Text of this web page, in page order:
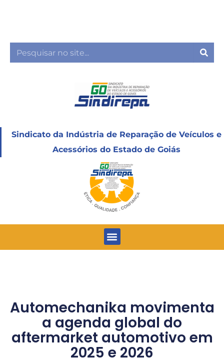
conteúdo
Sindicato da Indústria de Reparação de Veículos e
Acessórios do Estado de Goiás
Menu
Automechanika movimenta
a agenda global do
aftermarket automotivo em
2025 e 2026